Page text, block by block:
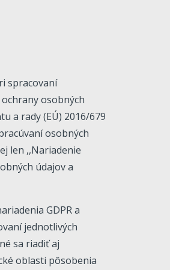
spracovaní
osobných
a rady (EÚ) 2016/679
osobných
len ,,Nariadenie
údajov a
GDPR a
jednotlivých
sa riadiť aj
oblasti pôsobenia